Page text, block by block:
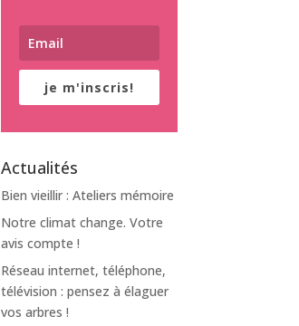
je m'inscris!
Actualités
Bien vieillir : Ateliers mémoire
Notre climat change. Votre
avis compte !
Réseau internet, téléphone,
télévision : pensez à élaguer
vos arbres !